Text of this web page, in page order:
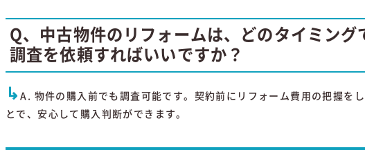
Q、中古物件のリフォームは、どのタイミング
調査を依頼すればいいですか？
↳A. 物件の購入前でも調査可能です。契約前にリフォーム費用の把握を
とで、安心して購入判断ができます。